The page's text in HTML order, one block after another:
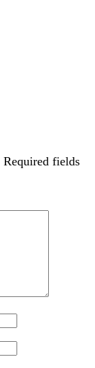
Required fields